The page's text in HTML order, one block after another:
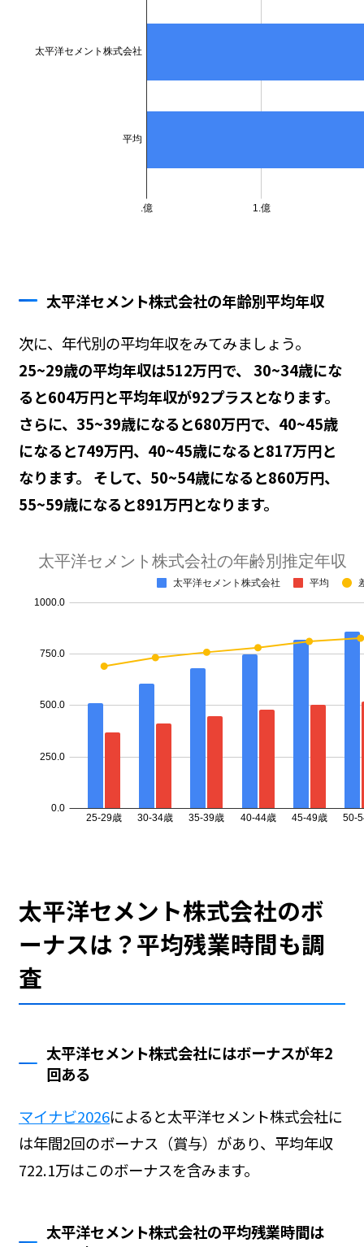
太平洋セメント株式会社の年齢別平均年収
次に、年代別の平均年収をみてみましょう。
25~29歳の平均年収は512万円で、 30~34歳にな
ると604万円と平均年収が92プラスとなります。
さらに、35~39歳になると680万円で、40~45歳
になると749万円、40~45歳になると817万円と
なります。 そして、50~54歳になると860万円、
55~59歳になると891万円となります。
太平洋セメント株式会社のボ
ーナスは？平均残業時間も調
査
太平洋セメント株式会社にはボーナスが年2
回ある
マイナビ2026によると太平洋セメント株式会社に
は年間2回のボーナス（賞与）があり、平均年収
722.1万はこのボーナスを含みます。
太平洋セメント株式会社の平均残業時間は